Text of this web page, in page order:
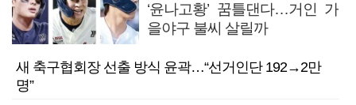
‘윤나고황’ 꿈틀댄다…거인 가
을야구 불씨 살릴까
새 축구협회장 선출 방식 윤곽…“선거인단 192→2만
명”